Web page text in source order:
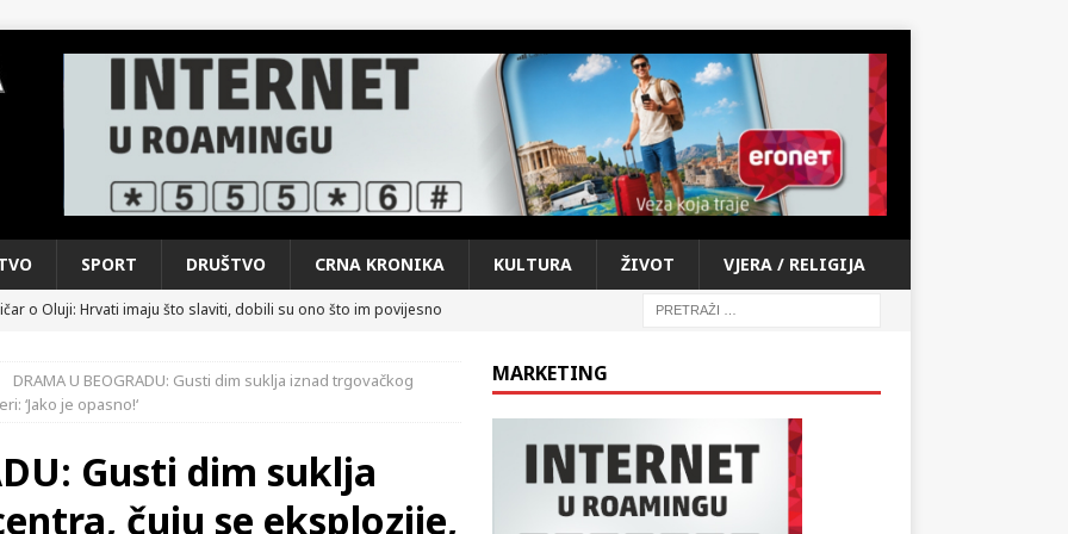
SPORT DRUŠTVO CRNA KRONIKA KULTURA ŽIVOT VJERA / RELIGIJA
o Oluji: Hrvati imaju što slaviti, dobili su ono što im povijesno
vala. Svježije u petak. Negdje stižu i pljuskovi.
VRIJEME
RAT
Večer u kojoj Knin, iseljena i domovinska Hrvatska dišu
DRAMA U BEOGRADU: Gusti dim suklja iznad trgovačkog
‘Jako je opasno!‘
Gusti dim suklja
čuju se eksplozije,
MARKETING